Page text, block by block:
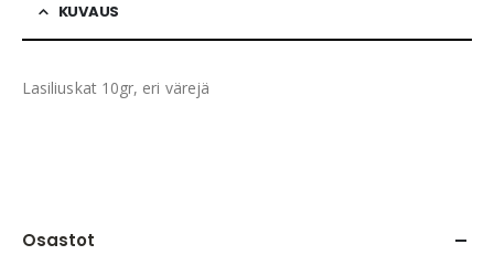
KUVAUS
Lasiliuskat 10gr, eri värejä
Osastot